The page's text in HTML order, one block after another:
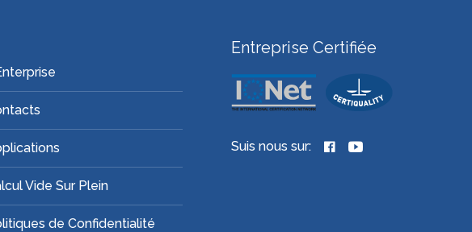
Vide Sur Plein
de Confidentialité
Entreprise Certifiée
Suis nous sur: